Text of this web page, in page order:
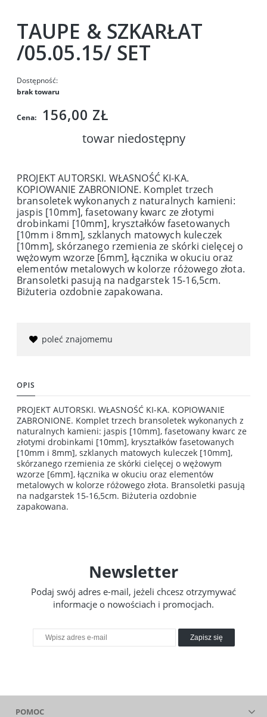
TAUPE & SZKARŁAT
/05.05.15/ SET
Dostępność:
brak towaru
Cena: 156,00 ZŁ
towar niedostępny
PROJEKT AUTORSKI. WŁASNOŚĆ KI-KA.
KOPIOWANIE ZABRONIONE. Komplet trzech
bransoletek wykonanych z naturalnych kamieni:
jaspis [10mm], fasetowany kwarc ze złotymi
drobinkami [10mm], kryształków fasetowanych
[10mm i 8mm], szklanych matowych kuleczek
[10mm], skórzanego rzemienia ze skórki cielęcej o
wężowym wzorze [6mm], łącznika w okuciu oraz
elementów metalowych w kolorze różowego złota.
Bransoletki pasują na nadgarstek 15-16,5cm.
Biżuteria ozdobnie zapakowana.
poleć znajomemu
OPIS
PROJEKT AUTORSKI. WŁASNOŚĆ KI-KA. KOPIOWANIE
ZABRONIONE. Komplet trzech bransoletek wykonanych z
naturalnych kamieni: jaspis [10mm], fasetowany kwarc ze
złotymi drobinkami [10mm], kryształków fasetowanych
[10mm i 8mm], szklanych matowych kuleczek [10mm],
skórzanego rzemienia ze skórki cielęcej o wężowym
wzorze [6mm], łącznika w okuciu oraz elementów
metalowych w kolorze różowego złota. Bransoletki pasują
na nadgarstek 15-16,5cm. Biżuteria ozdobnie
zapakowana.
Newsletter
Podaj swój adres e-mail, jeżeli chcesz otrzymywać
informacje o nowościach i promocjach.
Zapisz się
POMOC